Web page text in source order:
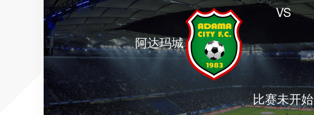
阿达玛城
VS
比赛未开始